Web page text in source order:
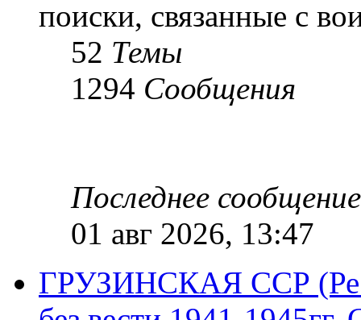
поиски, связанные с
52 Темы
1294 Сообщения
Последнее сообщение
01 авг 2026, 13:47
ГРУЗИНСКАЯ ССР